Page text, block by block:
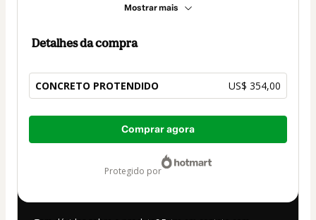
Mostrar mais
Detalhes da compra
CONCRETO PROTENDIDO US$ 354,00
Total
Comprar agora
protegido por